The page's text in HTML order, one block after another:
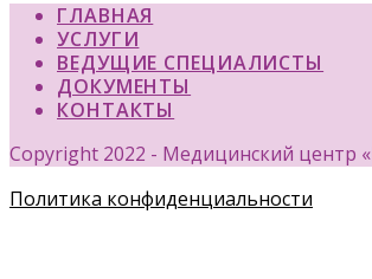
ГЛАВНАЯ
УСЛУГИ
ВЕДУЩИЕ СПЕЦИАЛИСТЫ
ДОКУМЕНТЫ
КОНТАКТЫ
Copyright 2022 - Медицинский центр
Политика конфиденциальности